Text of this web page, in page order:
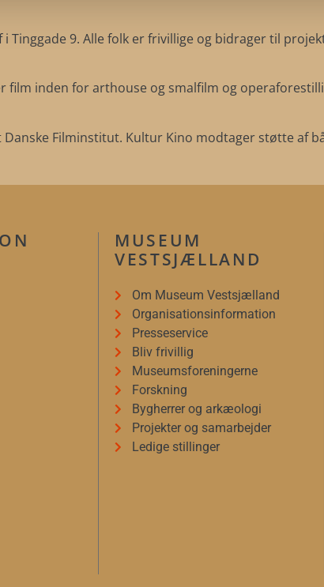
Tinggade 9. Alle folk er frivillige og bidrager til
inden for arthouse og smalfilm og
Filminstitut. Kultur Kino modtager støtte af
MUSEUM
VESTSJÆLLAND
Om Museum Vestsjælland
Organisationsinformation
Presseservice
Bliv frivillig
Museumsforeningerne
Forskning
Bygherrer og arkæologi
Projekter og samarbejder
Ledige stillinger